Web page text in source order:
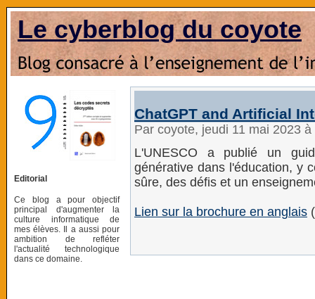
Le cyberblog du coyote
Editorial
Ce blog a pour objectif
principal d'augmenter la
culture informatique de
mes élèves. Il a aussi pour
ambition de refléter
l'actualité technologique
dans ce domaine.
ChatGPT and Artificial
Par coyote, jeudi 11 mai 2023
L'UNESCO a publié un
générative dans l'éducation, y
sûre, des défis et un
Lien sur la brochure en anglais